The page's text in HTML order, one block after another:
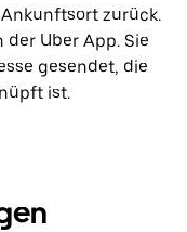
zurück.
Uber App. Sie
gesendet, die
ist.